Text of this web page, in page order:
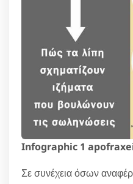
Infographic 1
Σε συνέχεια όσων